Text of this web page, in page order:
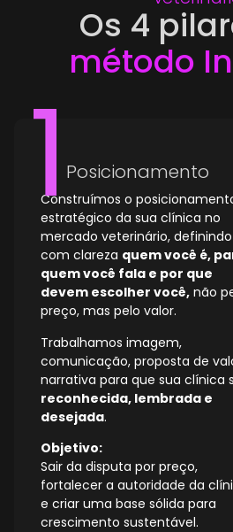
Os 4
método
Posicionamento
Construímos o
estratégico da sua clínica no
mercado veterinário, definindo
com clareza quem você é,
quem você fala e por que
devem escolher você, não
preço, mas pelo valor.
Trabalhamos imagem,
comunicação, proposta de
narrativa para que sua clínica
reconhecida, lembrada e
desejada.
Objetivo:
Sair da disputa por preço,
fortalecer a autoridade da
e criar uma base sólida para
crescimento sustentável.